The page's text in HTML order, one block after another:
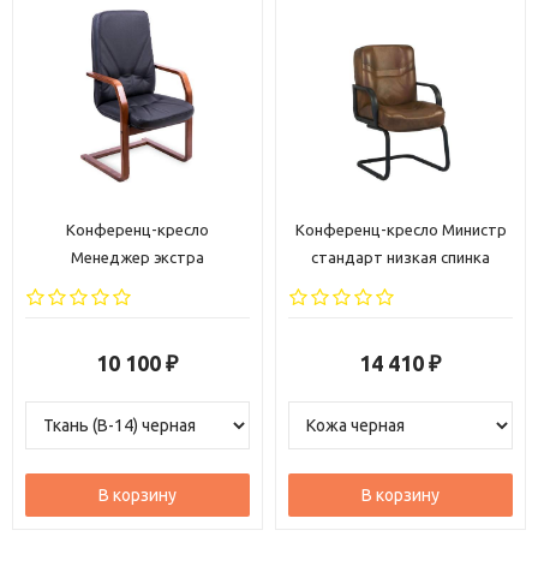
Конференц-кресло
Менеджер экстра
10 100 ₽
В корзину
Конференц-кресло Министр
стандарт низкая спинка
14 410 ₽
В корзину